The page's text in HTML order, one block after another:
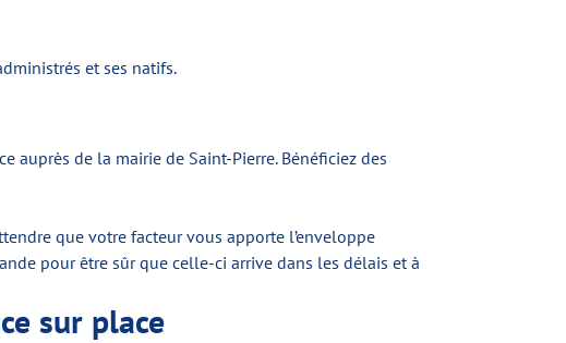
et ses natifs.
auprès de la mairie de Saint-Pierre. Bénéficiez des
que votre facteur vous apporte l’enveloppe
pour être sûr que celle-ci arrive dans les délais et à
sur place